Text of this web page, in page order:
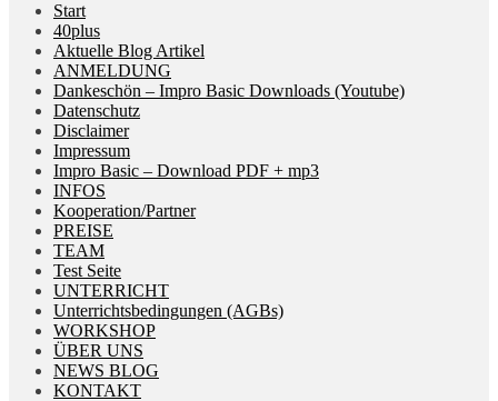
Start
40plus
Aktuelle Blog Artikel
ANMELDUNG
Dankeschön – Impro Basic Downloads (Youtube)
Datenschutz
Disclaimer
Impressum
Impro Basic – Download PDF + mp3
INFOS
Kooperation/Partner
PREISE
TEAM
Test Seite
UNTERRICHT
Unterrichtsbedingungen (AGBs)
WORKSHOP
ÜBER UNS
NEWS BLOG
KONTAKT